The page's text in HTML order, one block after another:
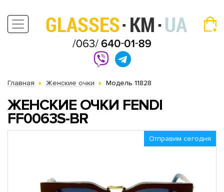
Главная Женские очки Модель 11828
ЖЕНСКИЕ ОЧКИ FENDI
FF0063S-BR
Отправим сегодня